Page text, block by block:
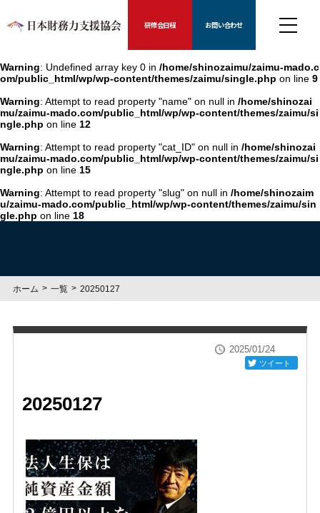
研修会日程 お問い合わせ
Warning: Undefined array key 0 in /home/shinozaimu/zaimu-mado.c
om/public_html/wp/wp-content/themes/zaimu/single.php on line 9
Warning: Attempt to read property "name" on null in /home/shinozai
mu/zaimu-mado.com/public_html/wp/wp-content/themes/zaimu/si
ngle.php on line 12
Warning: Attempt to read property "cat_ID" on null in /home/shinozai
mu/zaimu-mado.com/public_html/wp/wp-content/themes/zaimu/si
ngle.php on line 15
Warning: Attempt to read property "slug" on null in /home/shinozaim
u/zaimu-mado.com/public_html/wp/wp-content/themes/zaimu/sin
gle.php on line 18
ホーム 一覧 20250127
2025/01/24
ツイート
20250127